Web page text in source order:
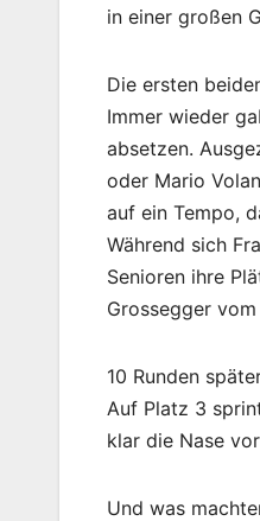
in einer großen
Die ersten
Immer wieder
absetzen.
oder Mario
auf ein Tempo,
Während sich
Senioren ihre
Grossegger
10 Runden
Auf Platz 3
klar die Nase
Und was